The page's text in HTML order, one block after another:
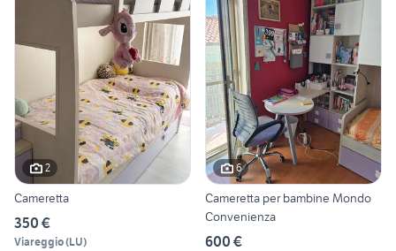
2
Cameretta
350 €
Viareggio(LU)
6
Cameretta per bambine Mondo
Convenienza
600 €